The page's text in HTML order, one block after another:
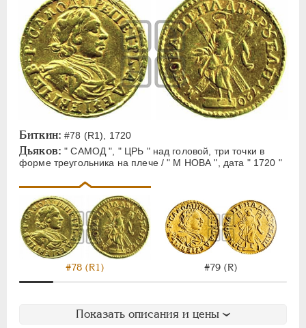
Биткин: #78 (R1), 1720
Дьяков: " САМОД ", " ЦРЬ " над головой, три точки в
форме треугольника на плече / " М НОВА ", дата " 1720 "
#78 (R1) #79 (R)
Показать описания и цены